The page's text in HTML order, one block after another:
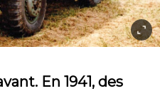
En 1941, des